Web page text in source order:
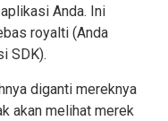
Anda. Ini
royalti (Anda
SDK).
diganti mereknya
akan melihat merek